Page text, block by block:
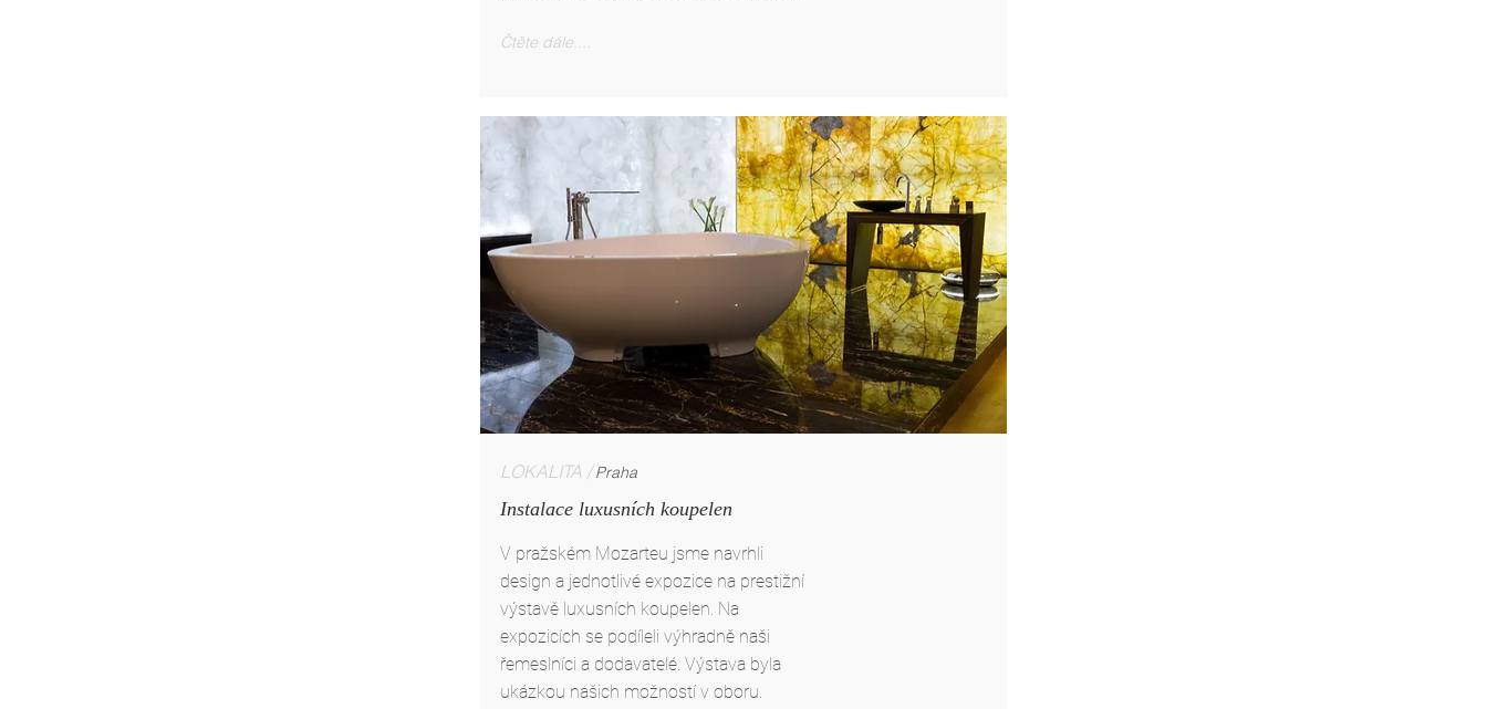
Čtěte dále....
LOKALITA /Praha
Instalace luxusních koupelen
V pražském Mozarteu jsme navrhli
design a jednotlivé expozice na prestižní
výstavě luxusních koupelen. Na
expozicích se podíleli výhradně naši
řemeslníci a dodavatelé. Výstava byla
ukázkou našich možností v oboru.